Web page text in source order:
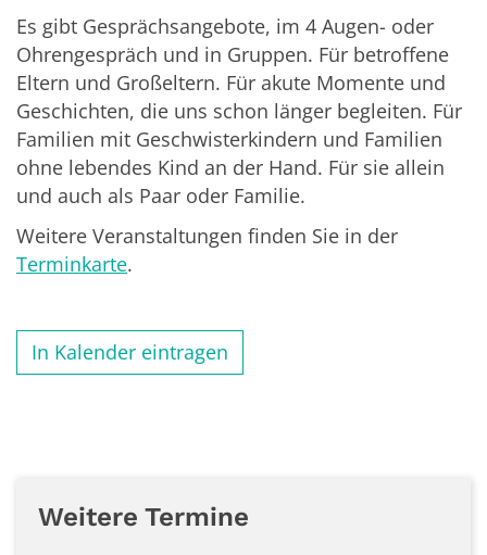
Es gibt Gesprächsangebote, im 4 Augen- oder
Ohrengespräch und in Gruppen. Für betroffene
Eltern und Großeltern. Für akute Momente und
Geschichten, die uns schon länger begleiten. Für
Familien mit Geschwisterkindern und Familien
ohne lebendes Kind an der Hand. Für sie allein
und auch als Paar oder Familie.
Weitere Veranstaltungen finden Sie in der
Terminkarte.
In Kalender eintragen
Weitere Termine